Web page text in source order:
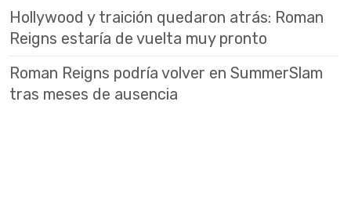
Hollywood y traición quedaron atrás: Roman
Reigns estaría de vuelta muy pronto
Roman Reigns podría volver en SummerSlam
tras meses de ausencia